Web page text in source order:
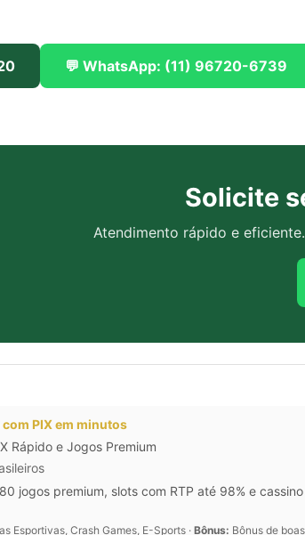
💬 WhatsApp: (11) 96720-6739
Solicite
Atendimento rápido e
PIX em minutos
Rápido e Jogos Premium
jogos premium, slots com RTP até 98% e
Esportivas, Crash Games, E-Sports · Bônus: Bônus de